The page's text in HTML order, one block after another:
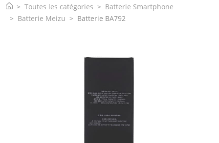
Toutes les catégories
Batterie Smartphone
Batterie Meizu
Batterie BA792